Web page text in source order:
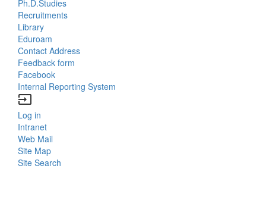
Contacts
Ph.D.Studies
Recruitments
Library
Eduroam
Contact Address
Feedback form
Facebook
Internal Reporting System
input
Bottom
Menu
Login
Log in
Intranet
Web Mail
Site Map
Site Search